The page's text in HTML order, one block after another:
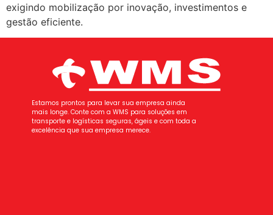
exigindo mobilização por inovação, investimentos e
gestão eficiente.
Estamos prontos para levar sua empresa ainda
mais longe. Conte com a WMS para soluções em
transporte e logísticas seguras, ágeis e com toda a
excelência que sua empresa merece.